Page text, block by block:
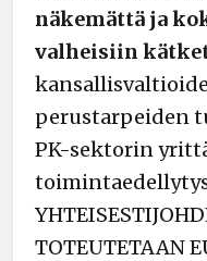
näkemättä ja
valheisiin
perustarpeiden
PK-sektorin
TOTEUTETAAN